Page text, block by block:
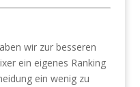
wir zur besseren
ein eigenes Ranking
ein wenig zu